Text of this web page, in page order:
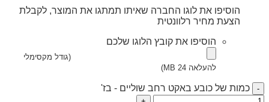
הוסיפו את לוגו החברה שאיתו תמתגו את המוצר, לקבלת
הצעת מחיר רלוונטית
הוסיפו את קובץ הלוגו שלכם
(גודל מקסימלי
להעלאה 24 MB)
כמות של כובע באקט רחב שוליים - בז'